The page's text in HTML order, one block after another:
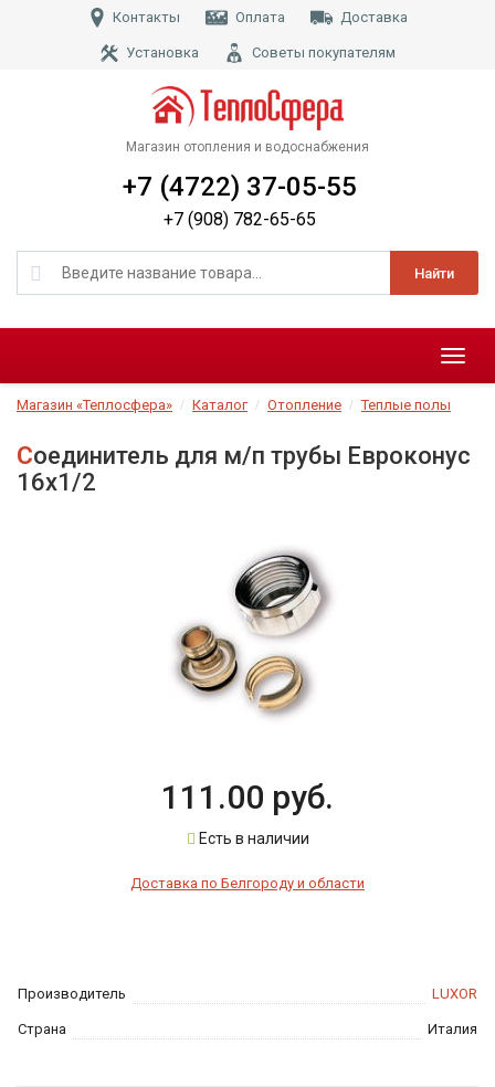
Контакты Оплата Доставка
Установка Советы покупателям
Магазин отопления и водоснабжения
Найти
+7 (4722) 37-05-55
+7 (908) 782-65-65
Меню
Магазин «Теплосфера» Каталог Отопление Теплые полы
Соединитель для м/п трубы Евроконус
16х1/2
Производитель LUXOR
Страна Италия
111.00 руб.
Есть в наличии
Доставка по Белгороду и области